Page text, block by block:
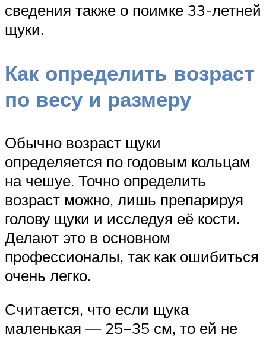
сведения также о поимке 33-летней
щуки.
Как определить возраст
по весу и размеру
Обычно возраст щуки
определяется по годовым кольцам
на чешуе. Точно определить
возраст можно, лишь препарируя
голову щуки и исследуя её кости.
Делают это в основном
профессионалы, так как ошибиться
очень легко.
Считается, что если щука
маленькая — 25−35 см, то ей не